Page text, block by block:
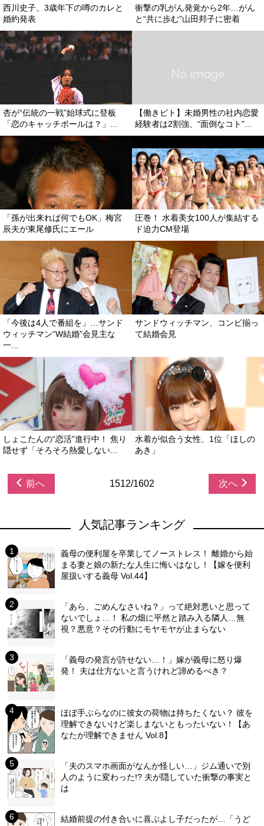
西川史子、3歳年下の噂のカレと
婚約発表
衝撃の乳がん発覚から2年…がん
と“共に歩む”山田邦子に密着
杏が“伝統の一戦”始球式に登板
「恋のキャッチボールは？」...
【働きビト】未婚男性の社内恋愛
経験者は2割強、“面倒なコト”...
「孫が出来れば何でもOK」梅宮
辰夫が東尾修氏にエール
圧巻！ 水着美女100人が集結する
ド迫力CM登場
「今後は4人で番組を」…サンド
ウィッチマン“W結婚”会見主な
一...
サンドウィッチマン、コンビ揃っ
て結婚会見
しょこたんの“恋活”進行中！ 焦り
隠せず「そろそろ熱愛しない...
水着が似合う女性、1位「ほしの
あき」
前へ 1512/1602 次へ
人気記事ランキング
義母の便利屋を卒業してノーストレス！ 離婚から始
まる妻と娘の新たな人生に悔いはなし！【嫁を便利
屋扱いする義母 Vol.44】
「あら、ごめんなさいね？」って絶対悪いと思って
ないでしょ…！ 私の畑に平然と踏み入る隣人…無
視？悪意？その行動にモヤモヤが止まらない
「義母の発言が許せない…！」嫁が義母に怒り爆
発！ 夫は仕方ないと言うけれど諦めるべき？
ほぼ手ぶらなのに彼女の荷物は持ちたくない？ 彼を
理解できないけど楽しまないともったいない！【あ
なたが理解できません Vol.8】
「夫のスマホ画面がなんか怪しい…」ジム通いで別
人のように変わった!? 夫が隠していた衝撃の事実と
は
結婚前提の付き合いに喜ぶよし子だったが…「うど